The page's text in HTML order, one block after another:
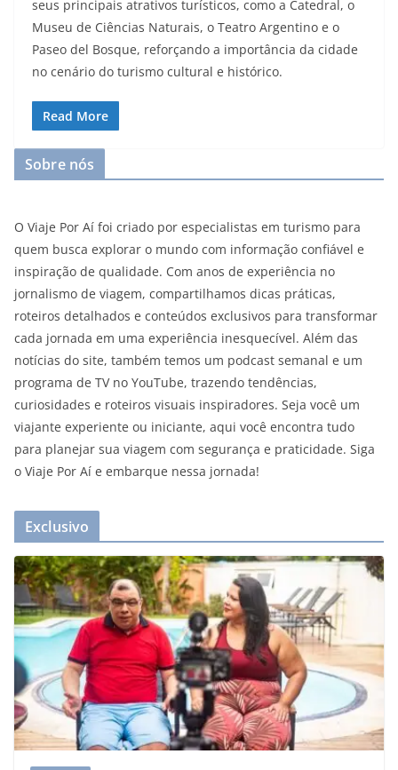
seus principais atrativos turísticos, como a Catedral, o
Museu de Ciências Naturais, o Teatro Argentino e o
Paseo del Bosque, reforçando a importância da cidade
no cenário do turismo cultural e histórico.
Read More
Sobre nós
O Viaje Por Aí foi criado por especialistas em turismo para
quem busca explorar o mundo com informação confiável e
inspiração de qualidade. Com anos de experiência no
jornalismo de viagem, compartilhamos dicas práticas,
roteiros detalhados e conteúdos exclusivos para transformar
cada jornada em uma experiência inesquecível. Além das
notícias do site, também temos um podcast semanal e um
programa de TV no YouTube, trazendo tendências,
curiosidades e roteiros visuais inspiradores. Seja você um
viajante experiente ou iniciante, aqui você encontra tudo
para planejar sua viagem com segurança e praticidade. Siga
o Viaje Por Aí e embarque nessa jornada!
Exclusivo